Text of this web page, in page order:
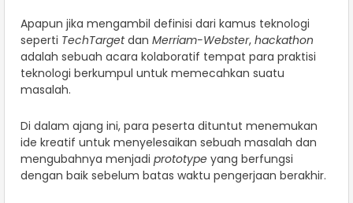
Apapun jika mengambil definisi dari kamus teknologi
seperti TechTargetdan Merriam-Webster, hackathon
adalah sebuah acara kolaboratif tempat para praktisi
teknologi berkumpul untuk memecahkan suatu
masalah.
Di dalam ajang ini, para peserta dituntut menemukan
ide kreatif untuk menyelesaikan sebuah masalah dan
mengubahnya menjadi prototype yang berfungsi
dengan baik sebelum batas waktu pengerjaan berakhir.